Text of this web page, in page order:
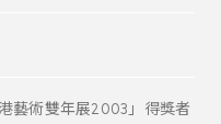
藝術雙年展2003」得獎者